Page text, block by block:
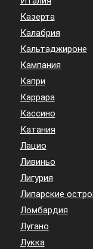
Казерта
Калабрия
Кальтаджироне
Кампания
Капри
Каррара
Кассино
Катания
Лацио
Ливиньо
Лигурия
Липарские
Ломбардия
Лугано
Лукка